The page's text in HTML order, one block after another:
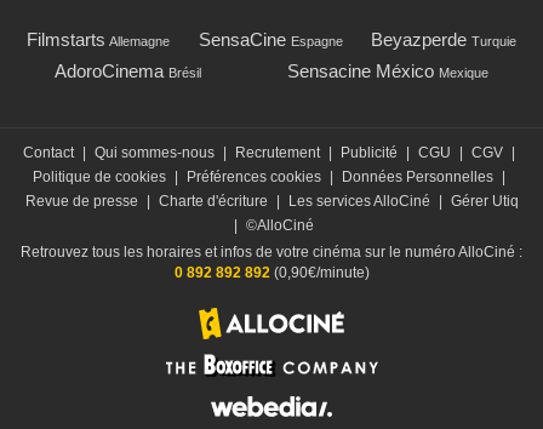
Filmstarts Allemagne SensaCine Espagne Beyazperde Turquie
AdoroCinema Brésil Sensacine México Mexique
Contact Qui sommes-nous Recrutement Publicité CGU CGV
Politique de cookies
Préférences cookies Données Personnelles
Revue de presse
Charte d'écriture Les services AlloCiné
Gérer Utiq
©AlloCiné
Retrouvez tous les horaires et infos de votre cinéma sur le numéro AlloCiné :
0 892 892 892(0,90€/minute)